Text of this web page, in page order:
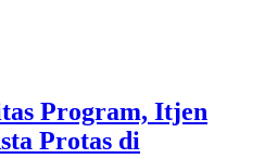
Program, Itjen
Protas di